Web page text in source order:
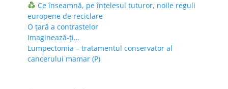
Ce înseamnă, pe înțelesul tuturor, noile reguli
europene de reciclare
O țară a contrastelor
Imaginează-ți…
Lumpectomia – tratamentul conservator al
cancerului mamar (P)